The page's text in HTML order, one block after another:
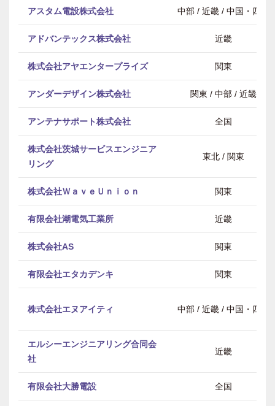
アスタム電設株式会社 中部 / 近畿 / 中国・四国
アドバンテックス株式会社 近畿
株式会社アヤエンタープライズ 関東
アンダーデザイン株式会社 関東 / 中部 / 近畿
アンテナサポート株式会社 全国
株式会社茨城サービスエンジニア
リング
東北 / 関東
株式会社ＷａｖｅＵｎｉｏｎ 関東
有限会社潮電気工業所 近畿
株式会社AS 関東
有限会社エタカデンキ 関東
株式会社エヌアイティ 中部 / 近畿 / 中国・四国
エルシーエンジニアリング合同会
社
近畿
有限会社大勝電設 全国